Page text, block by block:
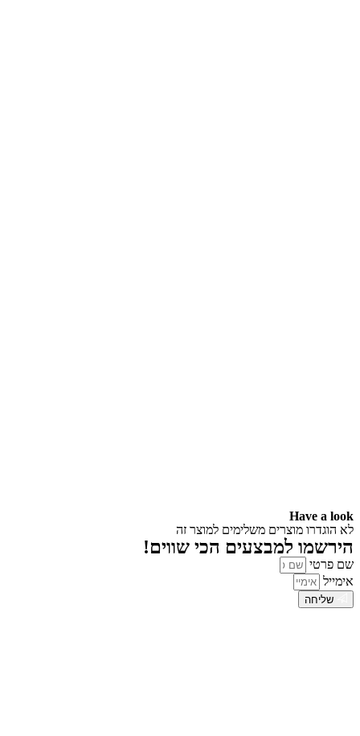
Have a look
לא הוגדרו מוצרים משלימים למוצר זה
הירשמו למבצעים הכי שווים!
שם פרטי
אימייל
שליחה